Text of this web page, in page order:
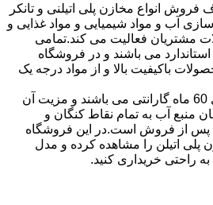
انواع مخازن پلی اتیلنی و تانکر
آب و مواد شیمیایی و مواد غذایی و
مشتریان فعالیت می کند.تمامی
می باشند و در فروشگاه
باکیفیت بالا و از مواد درجه یک
محصولات مخزن آبی دارای 60 ماه گارانتی می باشند و مزیت آن
منبع آب به تمام نقاط کنگان و
پس از فروش است.در این فروشگاه
پلی اتیلن را مشاهده کرده و مدل
راحتی خریداری کنید.